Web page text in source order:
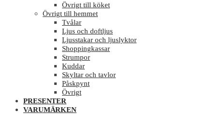
Övrigt till köket
Övrigt till hemmet
Tvålar
Ljus och doftljus
Ljusstakar och ljuslyktor
Shoppingkassar
Strumpor
Kuddar
Skyltar och tavlor
Påskpynt
Övrigt
PRESENTER
VARUMÄRKEN